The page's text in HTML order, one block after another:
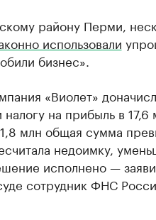
району Перми,
использовали
бизнес».
«Виолет»
на прибыль в 17,6
млн общая сумма
недоимку,
исполнено —
сотрудник ФНС